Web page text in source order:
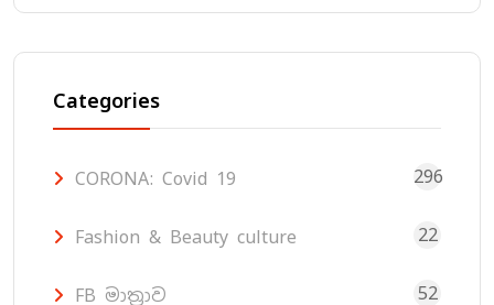
Categories
CORONA: Covid 19 296
Fashion & Beauty culture 22
FB මාත්‍රාව 52